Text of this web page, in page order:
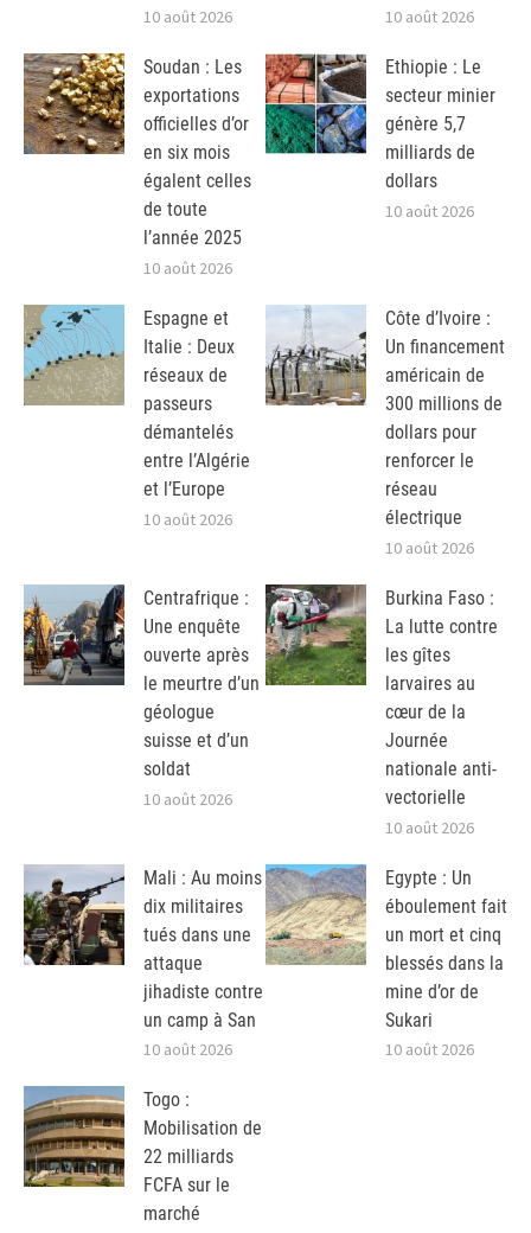
10 août 2026 10 août 2026
Soudan : Les
exportations
officielles d’or
en six mois
égalent celles
de toute
l’année 2025
10 août 2026
Ethiopie : Le
secteur minier
génère 5,7
milliards de
dollars
10 août 2026
Espagne et
Italie : Deux
réseaux de
passeurs
démantelés
entre l’Algérie
et l’Europe
10 août 2026
Côte d’Ivoire :
Un financement
américain de
300 millions de
dollars pour
renforcer le
réseau
électrique
10 août 2026
Centrafrique :
Une enquête
ouverte après
le meurtre d’un
géologue
suisse et d’un
soldat
10 août 2026
Burkina Faso :
La lutte contre
les gîtes
larvaires au
cœur de la
Journée
nationale anti-
vectorielle
10 août 2026
Mali : Au moins
dix militaires
tués dans une
attaque
jihadiste contre
un camp à San
10 août 2026
Egypte : Un
éboulement fait
un mort et cinq
blessés dans la
mine d’or de
Sukari
10 août 2026
Togo :
Mobilisation de
22 milliards
FCFA sur le
marché